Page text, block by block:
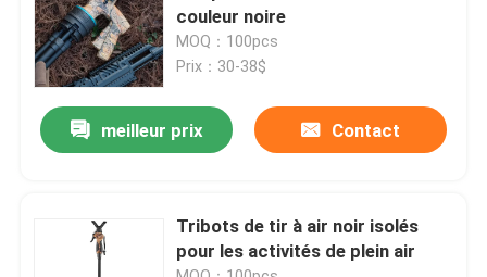
Contrôle de la qualité
Contact
Partie de chasse
couleur noire
MOQ：100pcs
Prix：30-38$
meilleur prix Contact
Tribots de tir à air noir isolés
pour les activités de plein air